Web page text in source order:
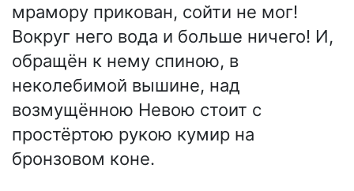
мрамору прикован, сойти не мог!
Вокруг него вода и больше ничего! И,
обращён к нему спиною, в
неколебимой вышине, над
возмущённою Невою стоит с
простёртою рукою кумир на
бронзовом коне.